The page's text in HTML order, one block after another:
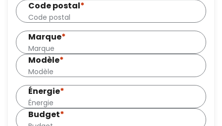
Code postal*
Marque*
Modèle*
Énergie*
Budget*